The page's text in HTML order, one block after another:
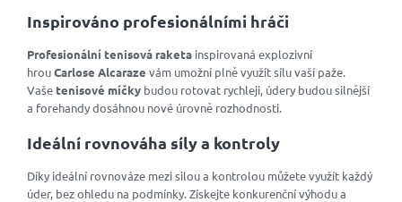
Inspirováno profesionálními hráči
Profesionální tenisová raketa inspirovaná explozivní
hrouCarlose Alcaraze vám umožní plně využít sílu vaší paže.
Vašetenisové míčky budou rotovat rychleji, údery budou silnější
a forehandy dosáhnou nové úrovně rozhodnosti.
Ideální rovnováha síly a kontroly
Díky ideální rovnováze mezi silou a kontrolou můžete využít každý
úder, bez ohledu na podmínky. Získejte konkurenční výhodu a